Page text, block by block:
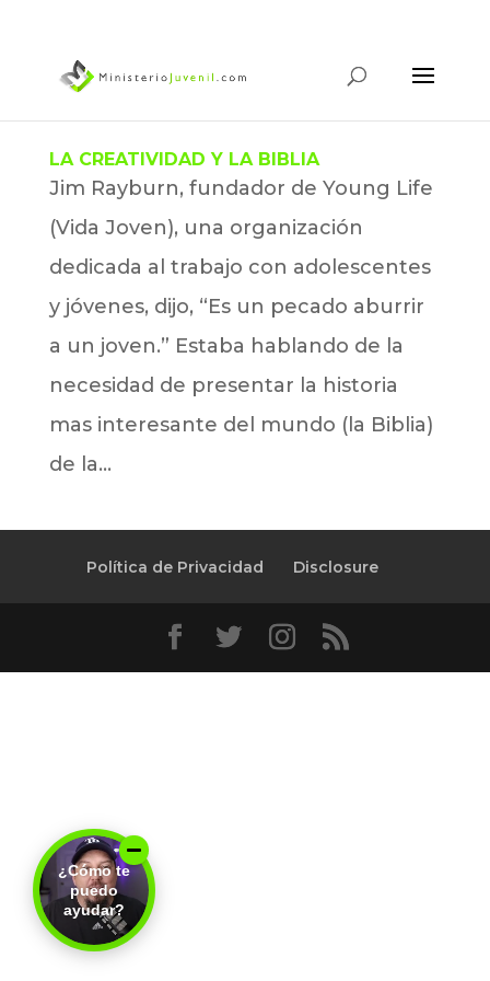
LA CREATIVIDAD Y LA BIBLIA
Jim Rayburn, fundador de Young Life
(Vida Joven), una organización
dedicada al trabajo con adolescentes
y jóvenes, dijo, “Es un pecado aburrir
a un joven.” Estaba hablando de la
necesidad de presentar la historia
mas interesante del mundo (la Biblia)
de la...
Política de Privacidad Disclosure
¿Cómo te
puedo
ayudar?